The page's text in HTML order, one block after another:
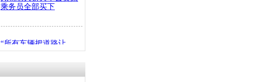
乘务员全部买下
“所有车辆把道路让
开！”儿童突发疾病交